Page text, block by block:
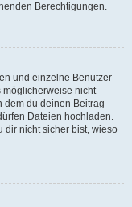
Berechtigungen.
und einzelne Benutzer
möglicherweise nicht
dem du deinen Beitrag
Dateien hochladen.
dir nicht sicher bist, wieso